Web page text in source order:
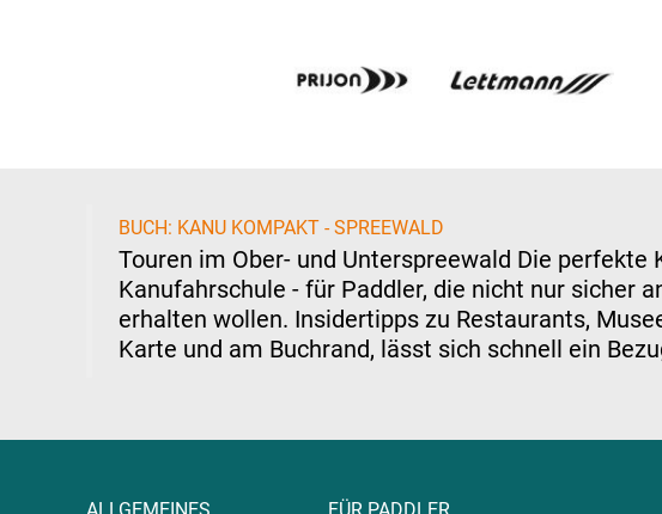
BUCH: KANU KOMPAKT - SPREEWALD
Touren im Ober- und Unterspreewald Die
Kanufahrschule - für Paddler, die nicht nur sicher
erhalten wollen. Insidertipps zu Restaurants,
Karte und am Buchrand, lässt sich schnell ein